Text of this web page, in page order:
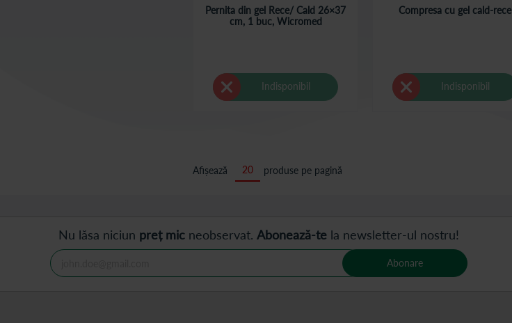
Pernita din gel Rece/ Cald 26×37
cm, 1 buc, Wicromed
Indisponibil
Compresa cu gel cald-rece
Indisponibil
Afișează produse pe pagină
Nu lăsa niciun preț mic neobservat. Abonează-te la newsletter-ul nostru!
Abonare